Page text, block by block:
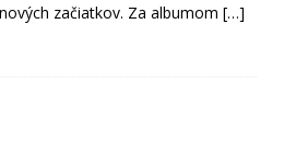
začiatkov. Za albumom […]